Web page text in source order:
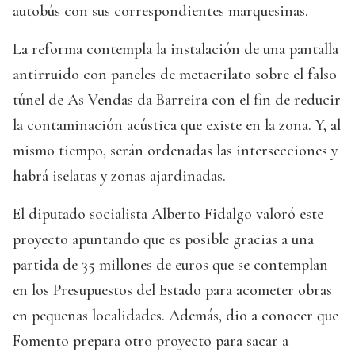
autobús con sus correspondientes marquesinas.
La reforma contempla la instalación de una pantalla
antirruido con paneles de metacrilato sobre el falso
túnel de As Vendas da Barreira con el fin de reducir
la contaminación acústica que existe en la zona. Y, al
mismo tiempo, serán ordenadas las intersecciones y
habrá iselatas y zonas ajardinadas.
El diputado socialista Alberto Fidalgo valoró este
proyecto apuntando que es posible gracias a una
partida de 35 millones de euros que se contemplan
en los Presupuestos del Estado para acometer obras
en pequeñas localidades. Además, dio a conocer que
Fomento prepara otro proyecto para sacar a